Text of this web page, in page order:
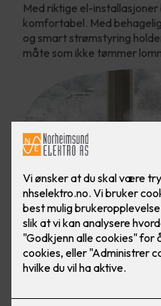
Med riktige el-
komfortabel. Med
og smart strømstyring
måte som ikke tømmer